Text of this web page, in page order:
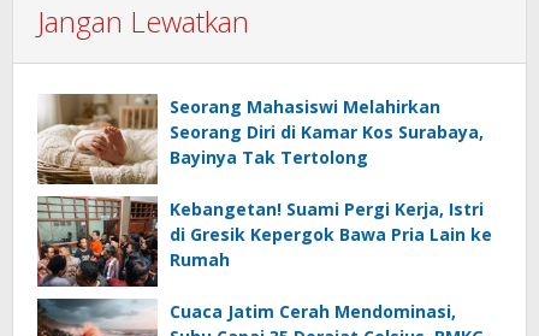
Jangan Lewatkan
Seorang Mahasiswi Melahirkan
Seorang Diri di Kamar Kos Surabaya,
Bayinya Tak Tertolong
Kebangetan! Suami Pergi Kerja, Istri
di Gresik Kepergok Bawa Pria Lain ke
Rumah
Cuaca Jatim Cerah Mendominasi,